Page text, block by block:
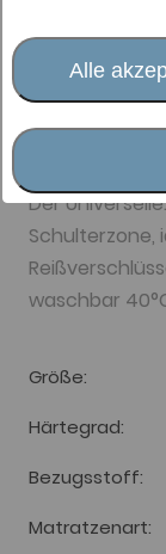
Alle
Der
Schulterzone,
waschbar
Größe
Härtegrad
Bezugsstoff
Matratzenart